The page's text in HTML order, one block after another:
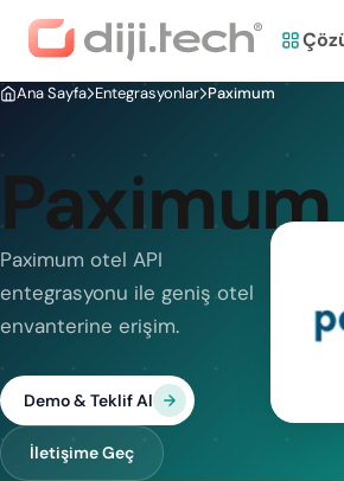
Ana Sayfa Entegrasyonlar Paximum
Paximum
Paximum otel API
entegrasyonu ile geniş otel
envanterine erişim.
Demo & Teklif Al
İletişime Geç